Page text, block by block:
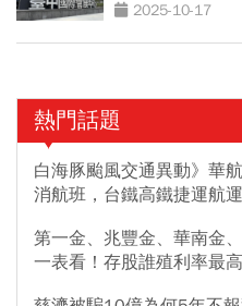
2025-10-17
熱門話題
白海豚颱風交通異動》華
消航班，台鐵高鐵捷運航
第一金、兆豐金、華南金
一表看！存股誰殖利率最